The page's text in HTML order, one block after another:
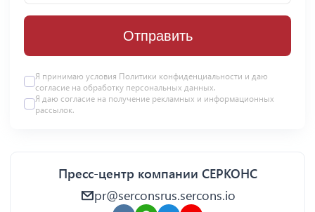
Отправить
Я принимаю условия Политики конфиденциальности и даю
согласие на обработку персональных данных.
Я даю согласие на получение рекламных и информационных
рассылок.
Пресс-центр компании СЕРКОНС
pr@serconsrus.sercons.io